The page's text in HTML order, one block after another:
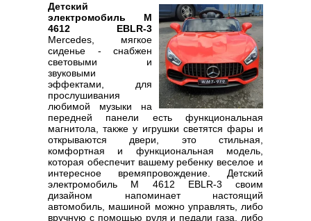
Детский
электромобиль M
4612 EBLR-3
Mercedes, мягкое
сиденье - снабжен
световыми и
звуковыми
эффектами, для
прослушивания
любимой музыки на
передней панели есть функциональная
магнитола, также у игрушки светятся фары и
открываются двери, это стильная,
комфортная и функциональная модель,
которая обеспечит вашему ребенку веселое и
интересное времяпровождение. Детский
электромобиль M 4612 EBLR-3 своим
дизайном напоминает настоящий
автомобиль, машиной можно управлять, либо
вручную с помощью руля и педали газа, либо